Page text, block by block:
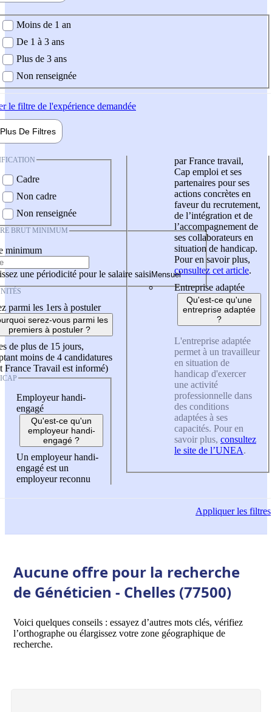
demandée
Moins de 1 an
De 1 à 3 ans
Plus de 3 ans
Non renseignée
le filtre de l'expérience demandée
Plus De Filtres
Cadre
Non cadre
Non renseignée
BRUT MINIMUM
minimum
une périodicité pour le salaire saisi
parmi les 1ers à postuler
serez-vous parmi les
premiers à postuler ?
de plus de 15 jours,
moins de 4 candidatures
France Travail est informé)
Employeur handi-
engagé
Qu'est-ce qu'un
employeur handi-
engagé ?
Un employeur handi-
engagé est un
employeur reconnu
par France travail,
Cap emploi et ses
partenaires pour ses
actions concrètes en
faveur du recrutement,
de l’intégration et de
l’accompagnement de
ses collaborateurs en
situation de handicap.
Pour en savoir plus,
consultez cet article.
Entreprise adaptée
Qu'est-ce qu'une
entreprise adaptée
?
L'entreprise adaptée
permet à un travailleur
en situation de
handicap d'exercer
une activité
professionnelle dans
des conditions
adaptées à ses
capacités. Pour en
savoir plus, consultez
le site de l’UNEA.
Appliquerles filtres
Aucune offre pour la recherche
de Généticien - Chelles (77500)
Voici quelques conseils : essayez d’autres mots clés, vérifiez
l’orthographe ou élargissez votre zone géographique de
recherche.